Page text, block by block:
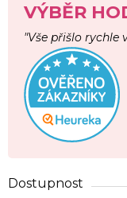
VÝBĚR
"Vše přišlo rychle
Dostupnost